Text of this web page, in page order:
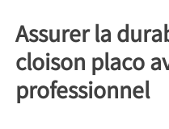
Assurer la
cloison placo
professionnel